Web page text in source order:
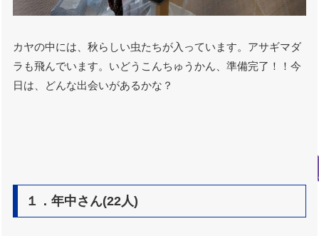
カヤの中には、秋らしい虫たちが入っています。アサギマダ
ラも飛んでいます。いどうこんちゅうかん、準備完了！！今
日は、どんな出会いがあるかな？
１．年中さん(22人)